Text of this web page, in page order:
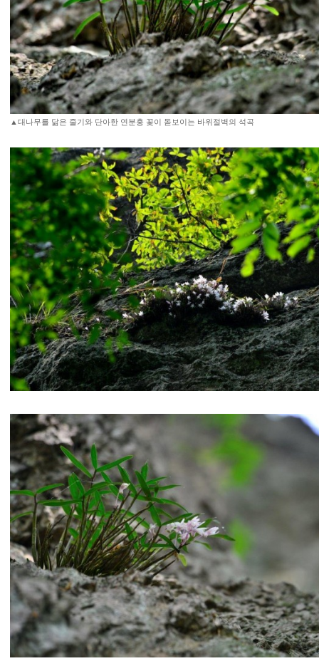
▲대나무를 닮은 줄기와 단아한 연분홍 꽃이 돋보이는 바위절벽의 석곡